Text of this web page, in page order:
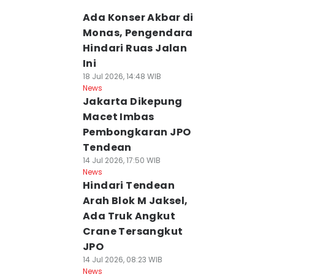
Ada Konser Akbar di
Monas, Pengendara
Hindari Ruas Jalan
Ini
18 Jul 2026, 14:48 WIB
News
Jakarta Dikepung
Macet Imbas
Pembongkaran JPO
Tendean
14 Jul 2026, 17:50 WIB
News
Hindari Tendean
Arah Blok M Jaksel,
Ada Truk Angkut
Crane Tersangkut
JPO
14 Jul 2026, 08:23 WIB
News